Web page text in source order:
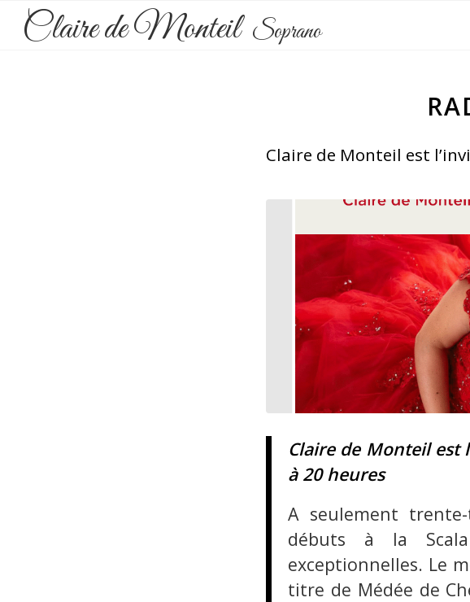
Claire de Monteil Soprano
Claire de Monteil est
Claire de Monteil est
à 20 heures
A seulement
débuts à la
exceptionnelles. Le
titre de Médée de